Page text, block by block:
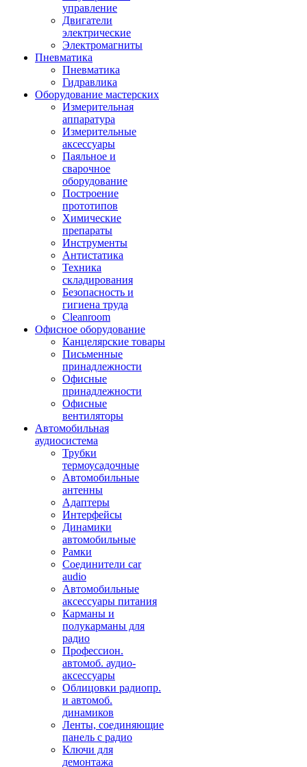
управление
Двигатели
электрические
Электромагниты
Пневматика
Пневматика
Гидравлика
Оборудование мастерских
Измерительная
аппаратура
Измерительные
аксессуары
Паяльное и
сварочное
оборудование
Построение
прототипов
Химические
препараты
Инструменты
Aнтистатика
Техника
складирования
Безопасность и
гигиена труда
Cleanroom
Офисное оборудование
Канцелярские товары
Письменные
принадлежности
Офисные
принадлежности
Офисные
вентиляторы
Автомобильная
аудиосистема
Трубки
термоусадочные
Автомобильные
антенны
Адаптеры
Интерфейсы
Динамики
автомобильные
Рамки
Соединители car
audio
Автомобильные
аксессуары питания
Карманы и
полукарманы для
радио
Профессион.
автомоб. аудио-
аксессуары
Облицовки радиопр.
и автомоб.
динамиков
Ленты, соединяющие
панель с радио
Ключи для
демонтажа